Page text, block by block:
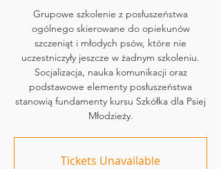
Grupowe szkolenie z posłuszeństwa
ogólnego skierowane do opiekunów
szczeniąt i młodych psów, które nie
uczestniczyły jeszcze w żadnym szkoleniu.
Socjalizacja, nauka komunikacji oraz
podstawowe elementy posłuszeństwa
stanowią fundamenty kursu Szkółka dla Psiej
Młodzieży.
Tickets Unavailable